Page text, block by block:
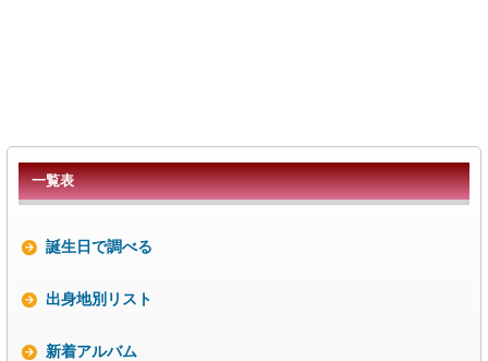
一覧表
誕生日で調べる
出身地別リスト
新着アルバム